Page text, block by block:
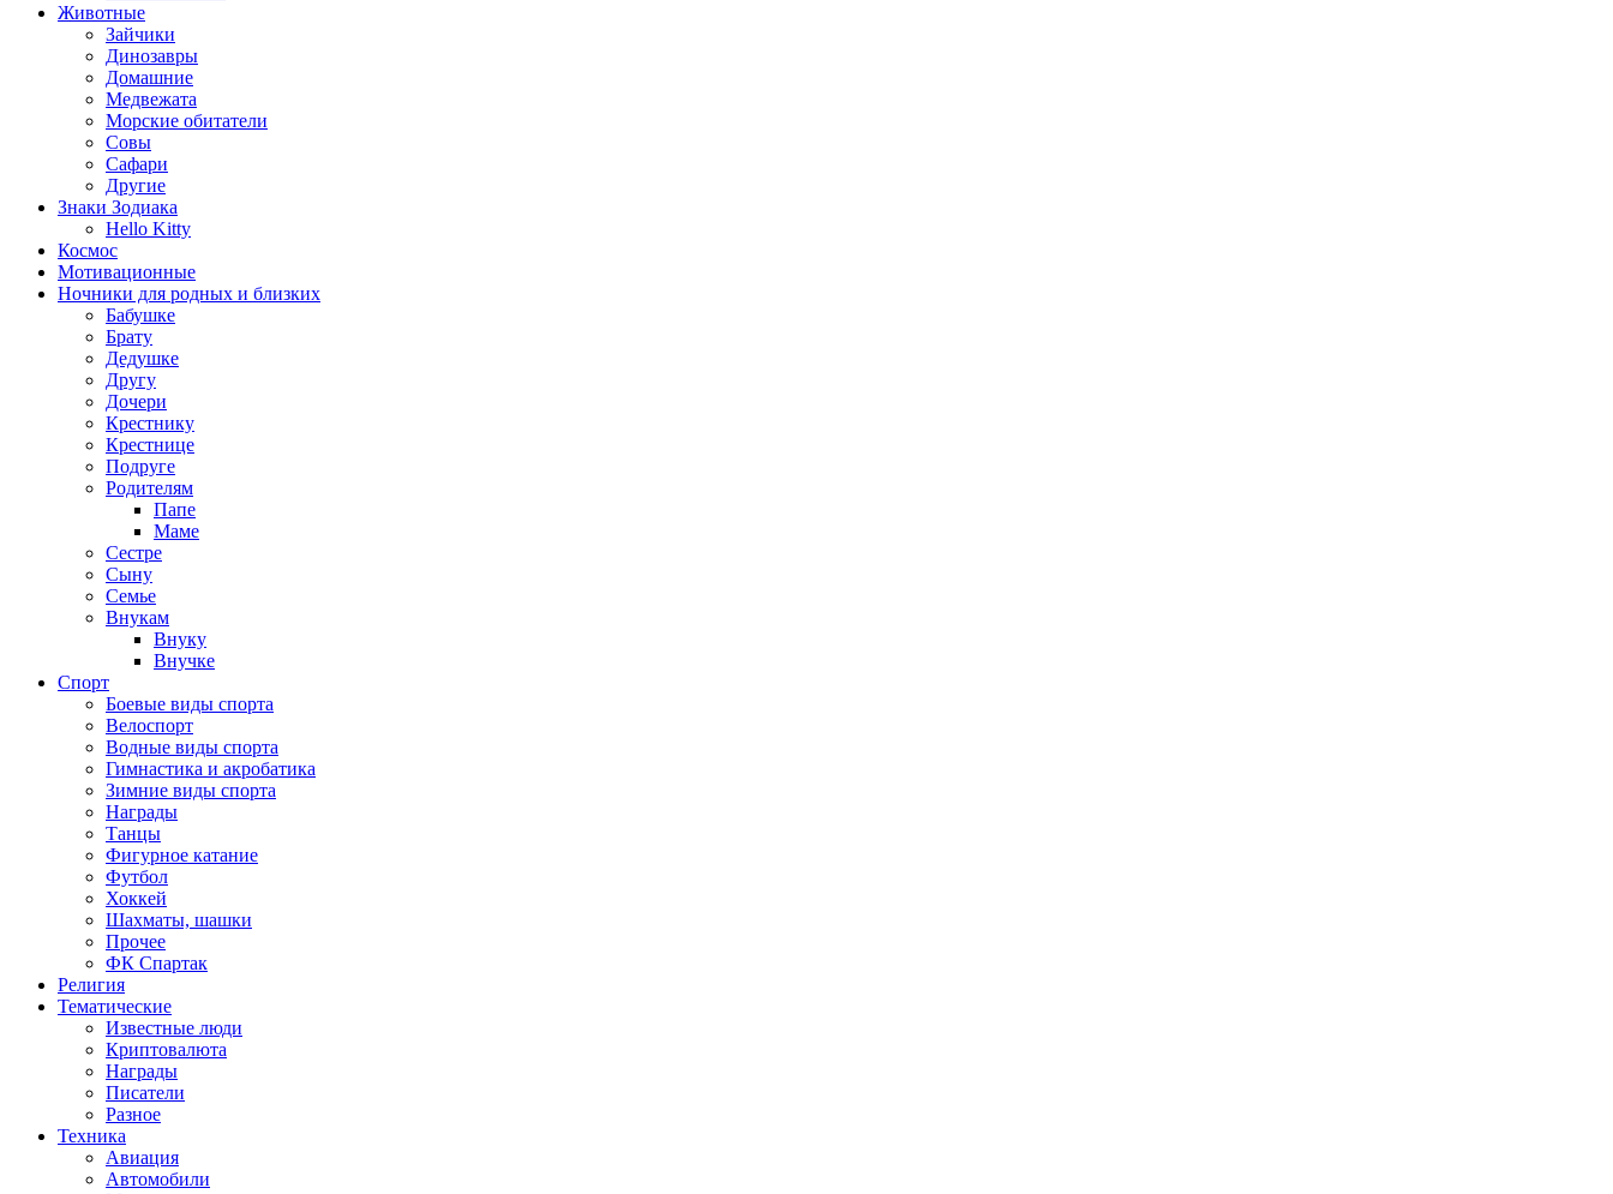
Животные
Зайчики
Динозавры
Домашние
Медвежата
Морские обитатели
Совы
Сафари
Другие
Знаки Зодиака
Hello Kitty
Космос
Мотивационные
Ночники для родных и близких
Бабушке
Брату
Дедушке
Другу
Дочери
Крестнику
Крестнице
Подруге
Родителям
Папе
Маме
Сестре
Сыну
Семье
Внукам
Внуку
Внучке
Спорт
Боевые виды спорта
Велоспорт
Водные виды спорта
Гимнастика и акробатика
Зимние виды спорта
Награды
Танцы
Фигурное катание
Футбол
Хоккей
Шахматы, шашки
Прочее
ФК Спартак
Религия
Тематические
Известные люди
Криптовалюта
Награды
Писатели
Разное
Техника
Авиация
Автомобили